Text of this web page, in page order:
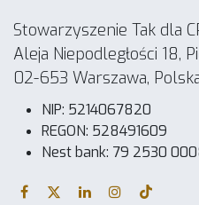
Stowarzyszenie Tak dla
Aleja Niepodległości 18,
02-653 Warszawa,
NIP: 5214067820
REGON: 528491609
Nest bank: 79 2530